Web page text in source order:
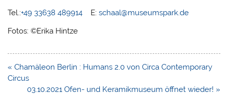
Tel.:+49 33638 489914 E:schaal@museumspark.de
Fotos: ©Erika Hintze
Beitragsnavigation
« Chamäleon Berlin : Humans 2.0 von Circa Contemporary
Circus
03.10.2021 Ofen- und Keramikmuseum öffnet wieder! »